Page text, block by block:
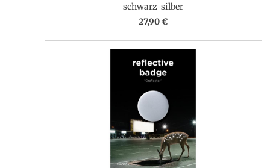
schwarz-silber
27,90 €